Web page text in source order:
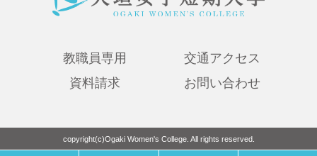
教職員専用
交通アクセス
資料請求
お問い合わせ
copyright(c)Ogaki Women's College. All rights reserved.